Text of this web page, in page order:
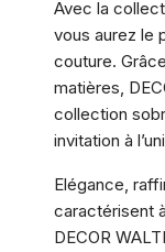
Avec la
vous aurez le
couture.
matières,
collection
invitation à
Elégance,
caractérisent
DECOR